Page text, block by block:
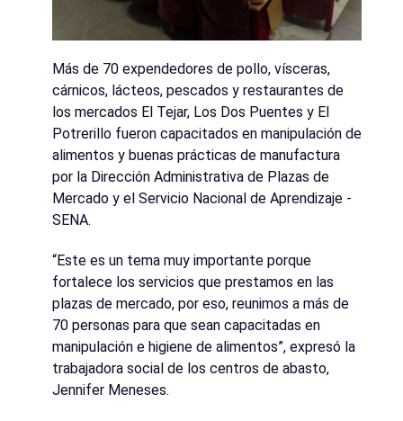
Más de 70 expendedores de pollo, vísceras,
cárnicos, lácteos, pescados y restaurantes de
los mercados El Tejar, Los Dos Puentes y El
Potrerillo fueron capacitados en manipulación de
alimentos y buenas prácticas de manufactura
por la Dirección Administrativa de Plazas de
Mercado y el Servicio Nacional de Aprendizaje -
SENA.
“Este es un tema muy importante porque
fortalece los servicios que prestamos en las
plazas de mercado, por eso, reunimos a más de
70 personas para que sean capacitadas en
manipulación e higiene de alimentos”, expresó la
trabajadora social de los centros de abasto,
Jennifer Meneses.